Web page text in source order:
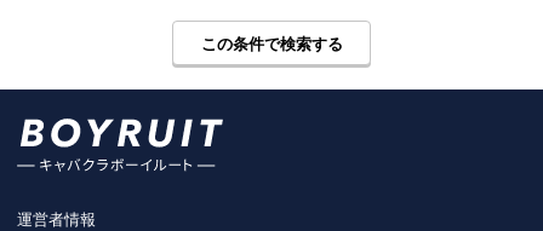
この条件で検索する
運営者情報